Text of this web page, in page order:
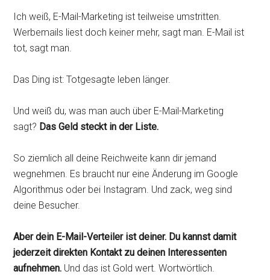
Ich weiß, E-Mail-Marketing ist teilweise umstritten.
Werbemails liest doch keiner mehr, sagt man. E-Mail ist
tot, sagt man.
Das Ding ist: Totgesagte leben länger.
Und weiß du, was man auch über E-Mail-Marketing
sagt? Das Geld steckt in der Liste.
So ziemlich all deine Reichweite kann dir jemand
wegnehmen. Es braucht nur eine Änderung im Google
Algorithmus oder bei Instagram. Und zack, weg sind
deine Besucher.
Aber dein E-Mail-Verteiler ist deiner. Du kannst damit
jederzeit direkten Kontakt zu deinen Interessenten
aufnehmen. Und das ist Gold wert. Wortwörtlich.